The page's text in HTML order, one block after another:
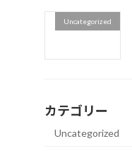
Uncategorized
カテゴリー
Uncategorized